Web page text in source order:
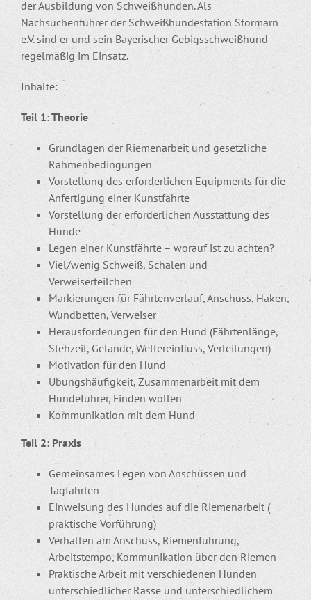
der Ausbildung von Schweißhunden. Als
Nachsuchenführer der Schweißhundestation Stormarn
e.V. sind er und sein Bayerischer Gebigsschweißhund
regelmäßig im Einsatz.
Inhalte:
Teil 1: Theorie
Grundlagen der Riemenarbeit und gesetzliche
Rahmenbedingungen
Vorstellung des erforderlichen Equipments für die
Anfertigung einer Kunstfährte
Vorstellung der erforderlichen Ausstattung des
Hunde
Legen einer Kunstfährte – worauf ist zu achten?
Viel/wenig Schweiß, Schalen und
Verweiserteilchen
Markierungen für Fährtenverlauf, Anschuss, Haken,
Wundbetten, Verweiser
Herausforderungen für den Hund (Fährtenlänge,
Stehzeit, Gelände, Wettereinfluss, Verleitungen)
Motivation für den Hund
Übungshäufigkeit, Zusammenarbeit mit dem
Hundeführer, Finden wollen
Kommunikation mit dem Hund
Teil 2: Praxis
Gemeinsames Legen von Anschüssen und
Tagfährten
Einweisung des Hundes auf die Riemenarbeit (
praktische Vorführung)
Verhalten am Anschuss, Riemenführung,
Arbeitstempo, Kommunikation über den Riemen
Praktische Arbeit mit verschiedenen Hunden
unterschiedlicher Rasse und unterschiedlichem